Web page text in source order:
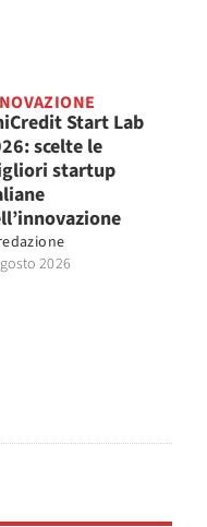
Start Lab
scelte le
startup
2026